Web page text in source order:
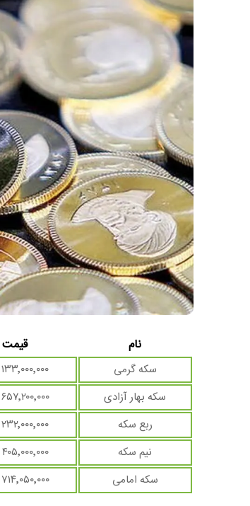
نام قیمت
سکه گرمی ۱۳۳٬۰۰۰٬۰۰۰ ریال
سکه بهار آزادی
۶۵۷٬۲۰۰٬۰۰۰ ریال
ربع سکه
۲۳۲٬۰۰۰٬۰۰۰ ریال
نیم سکه
۴۰۵٬۰۰۰٬۰۰۰ ریال
سکه امامی
۷۱۴٬۰۵۰٬۰۰۰ ریال